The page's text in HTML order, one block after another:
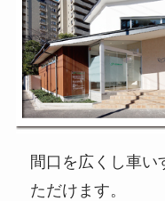
間口を広くし車い
ただけます。